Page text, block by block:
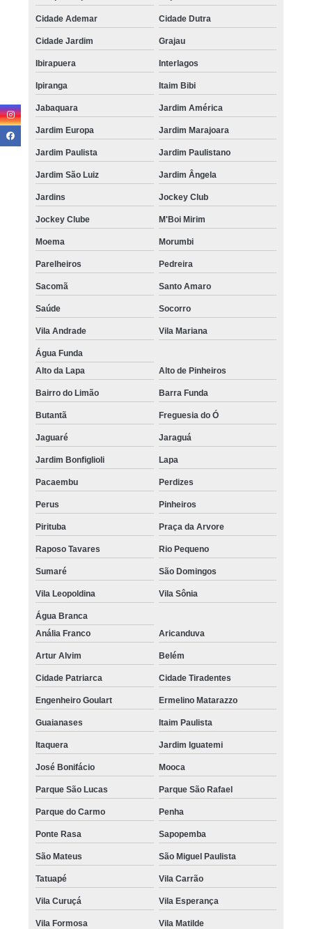
Cidade Ademar Cidade Dutra
Cidade Jardim Grajau
Ibirapuera Interlagos
Ipiranga Itaim Bibi
Jabaquara Jardim América
Jardim Europa Jardim Marajoara
Jardim Paulista Jardim Paulistano
Jardim São Luiz Jardim Ângela
Jardins Jockey Club
Jockey Clube M'Boi Mirim
Moema Morumbi
Parelheiros Pedreira
Sacomã Santo Amaro
Saúde Socorro
Vila Andrade Vila Mariana
Água Funda
Alto da Lapa
Alto de Pinheiros
Bairro do Limão Barra Funda
Butantã Freguesia do Ó
Jaguaré Jaraguá
Jardim Bonfiglioli Lapa
Pacaembu Perdizes
Perus Pinheiros
Pirituba Praça da Arvore
Raposo Tavares Rio Pequeno
Sumaré São Domingos
Vila Leopoldina Vila Sônia
Água Branca
Anália Franco
Aricanduva
Artur Alvim Belém
Cidade Patriarca Cidade Tiradentes
Engenheiro Goulart Ermelino Matarazzo
Guaianases Itaim Paulista
Itaquera Jardim Iguatemi
José Bonifácio Mooca
Parque São Lucas Parque São Rafael
Parque do Carmo Penha
Ponte Rasa Sapopemba
São Mateus São Miguel Paulista
Tatuapé Vila Carrão
Vila Curuçá Vila Esperança
Vila Formosa Vila Matilde